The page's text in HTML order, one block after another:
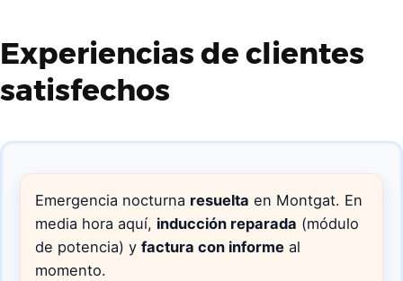
Experiencias de clientes
satisfechos
Emergencia nocturna resuelta en Montgat. En
media hora aquí, inducción reparada (módulo
de potencia) y factura con informe al
momento.